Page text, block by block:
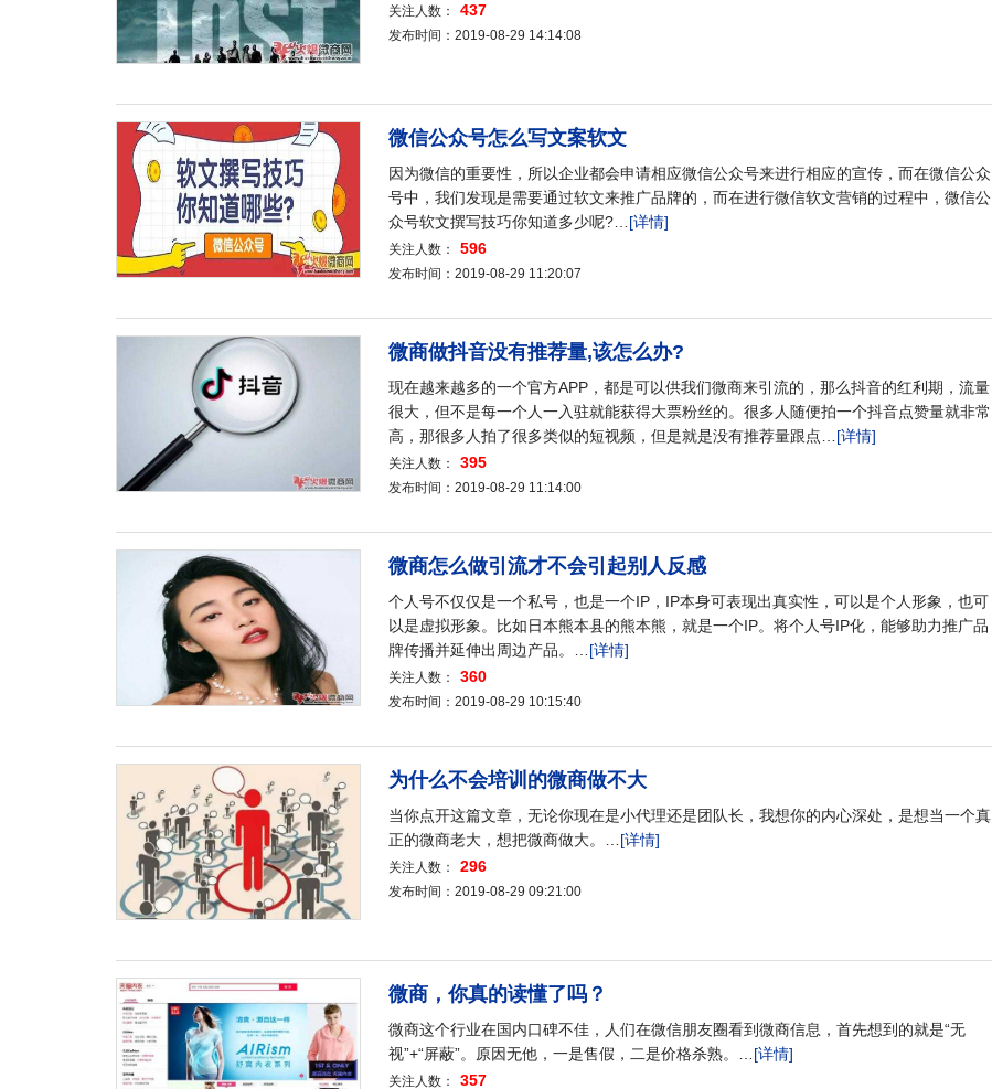
关注人数： 437
发布时间：2019-08-29 14:14:08
微信公众号怎么写文案软文
因为微信的重要性，所以企业都会申请相应微信公众号来进行相应的宣传，而在微信公众
号中，我们发现是需要通过软文来推广品牌的，而在进行微信软文营销的过程中，微信公
众号软文撰写技巧你知道多少呢?… [详情]
关注人数： 596
发布时间：2019-08-29 11:20:07
微商做抖音没有推荐量,该怎么办?
现在越来越多的一个官方APP，都是可以供我们微商来引流的，那么抖音的红利期，流量
很大，但不是每一个人一入驻就能获得大票粉丝的。很多人随便拍一个抖音点赞量就非常
高，那很多人拍了很多类似的短视频，但是就是没有推荐量跟点… [详情]
关注人数： 395
发布时间：2019-08-29 11:14:00
微商怎么做引流才不会引起别人反感
个人号不仅仅是一个私号，也是一个IP，IP本身可表现出真实性，可以是个人形象，也可
以是虚拟形象。比如日本熊本县的熊本熊，就是一个IP。将个人号IP化，能够助力推广品
牌传播并延伸出周边产品。… [详情]
关注人数： 360
发布时间：2019-08-29 10:15:40
为什么不会培训的微商做不大
当你点开这篇文章，无论你现在是小代理还是团队长，我想你的内心深处，是想当一个真
正的微商老大，想把微商做大。… [详情]
关注人数： 296
发布时间：2019-08-29 09:21:00
微商，你真的读懂了吗？
微商这个行业在国内口碑不佳，人们在微信朋友圈看到微商信息，首先想到的就是“无
视”+“屏蔽”。原因无他，一是售假，二是价格杀熟。… [详情]
关注人数： 357